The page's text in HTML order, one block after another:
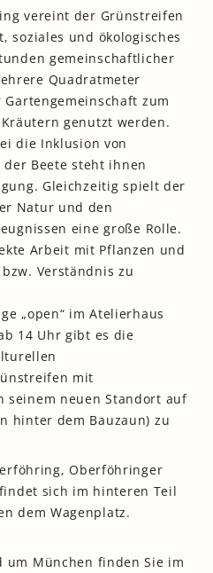
vereint der Grünstreifen
soziales und ökologisches
gemeinschaftlicher
Quadratmeter
zum
genutzt werden.
die Inklusion von
Beete steht ihnen
Gleichzeitig spielt der
Natur und den
eine große Rolle.
Arbeit mit Pflanzen und
Verständnis zu
„open“ im Atelierhaus
14 Uhr gibt es die
mit
seinem neuen Standort auf
hinter dem Bauzaun) zu
Oberföhringer
sich im hinteren Teil
dem Wagenplatz.
um München finden Sie im